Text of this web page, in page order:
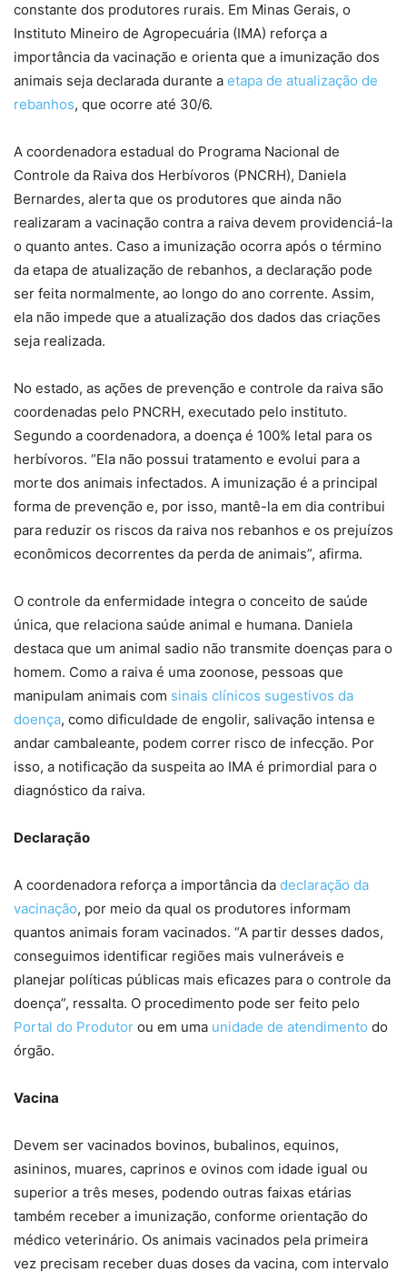
constante dos produtores rurais. Em Minas Gerais, o
Instituto Mineiro de Agropecuária (IMA) reforça a
importância da vacinação e orienta que a imunização dos
animais seja declarada durante a etapa de atualização de
rebanhos, que ocorre até 30/6.
A coordenadora estadual do Programa Nacional de
Controle da Raiva dos Herbívoros (PNCRH), Daniela
Bernardes, alerta que os produtores que ainda não
realizaram a vacinação contra a raiva devem providenciá-la
o quanto antes. Caso a imunização ocorra após o término
da etapa de atualização de rebanhos, a declaração pode
ser feita normalmente, ao longo do ano corrente. Assim,
ela não impede que a atualização dos dados das criações
seja realizada.
No estado, as ações de prevenção e controle da raiva são
coordenadas pelo PNCRH, executado pelo instituto.
Segundo a coordenadora, a doença é 100% letal para os
herbívoros. “Ela não possui tratamento e evolui para a
morte dos animais infectados. A imunização é a principal
forma de prevenção e, por isso, mantê-la em dia contribui
para reduzir os riscos da raiva nos rebanhos e os prejuízos
econômicos decorrentes da perda de animais”, afirma.
O controle da enfermidade integra o conceito de saúde
única, que relaciona saúde animal e humana. Daniela
destaca que um animal sadio não transmite doenças para o
homem. Como a raiva é uma zoonose, pessoas que
manipulam animais com sinais clínicos sugestivos da
doença, como dificuldade de engolir, salivação intensa e
andar cambaleante, podem correr risco de infecção. Por
isso, a notificação da suspeita ao IMA é primordial para o
diagnóstico da raiva.
Declaração
A coordenadora reforça a importância da declaração da
vacinação, por meio da qual os produtores informam
quantos animais foram vacinados. “A partir desses dados,
conseguimos identificar regiões mais vulneráveis e
planejar políticas públicas mais eficazes para o controle da
doença”, ressalta. O procedimento pode ser feito pelo
Portal do Produtor ou em uma unidade de atendimento do
órgão.
Vacina
Devem ser vacinados bovinos, bubalinos, equinos,
asininos, muares, caprinos e ovinos com idade igual ou
superior a três meses, podendo outras faixas etárias
também receber a imunização, conforme orientação do
médico veterinário. Os animais vacinados pela primeira
vez precisam receber duas doses da vacina, com intervalo